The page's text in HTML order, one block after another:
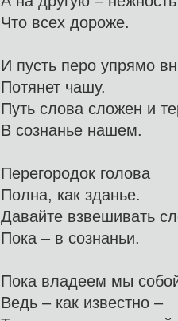
Что всех дороже.
И пусть перо упрямо
Потянет чашу.
Путь слова сложен и
В сознанье нашем.
Перегородок голова
Полна, как зданье.
Давайте взвешивать
Пока – в сознаньи.
Пока владеем мы
Ведь – как известно –